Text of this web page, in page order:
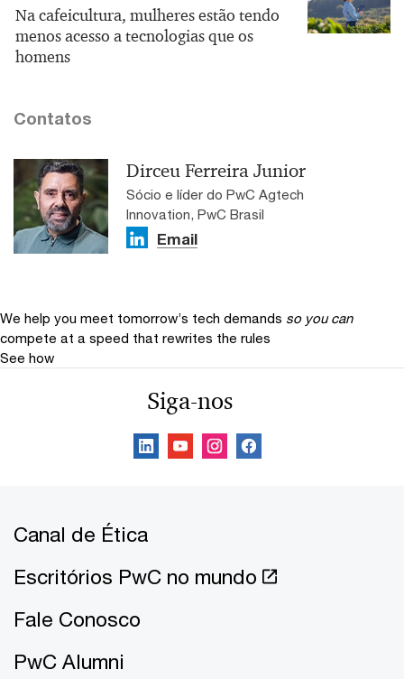
Na cafeicultura, mulheres estão tendo
menos acesso a tecnologias que os
homens
Contatos
Dirceu Ferreira Junior
Sócio e líder do PwC Agtech
Innovation, PwC Brasil
Email
We help you meet tomorrow’s tech demands so you can
compete at a speed that rewrites the rules
See how
Siga-nos
Canal de Ética
Escritórios PwC no mundo
Fale Conosco
PwC Alumni